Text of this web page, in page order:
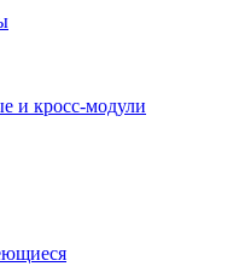
и кросс-модули